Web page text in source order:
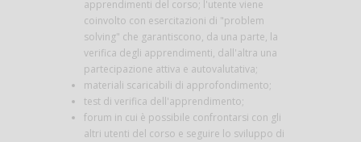
apprendimenti del corso; l'utente viene
coinvolto con esercitazioni di "problem
solving" che garantiscono, da una parte, la
verifica degli apprendimenti, dall'altra una
partecipazione attiva e autovalutativa;
materiali scaricabili di approfondimento;
test di verifica dell'apprendimento;
forum in cui è possibile confrontarsi con gli
altri utenti del corso e seguire lo sviluppo di